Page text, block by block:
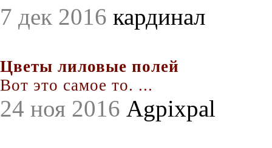
7 дек 2016 кардинал
Цветы лиловые полей
Вот это самое то. ...
24 ноя 2016 Agpixpal